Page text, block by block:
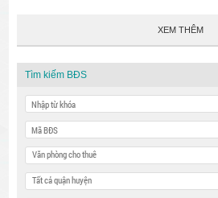
XEM THÊM
Tìm kiếm BĐS
Văn phòng cho thuê
Tất cả quận huyện